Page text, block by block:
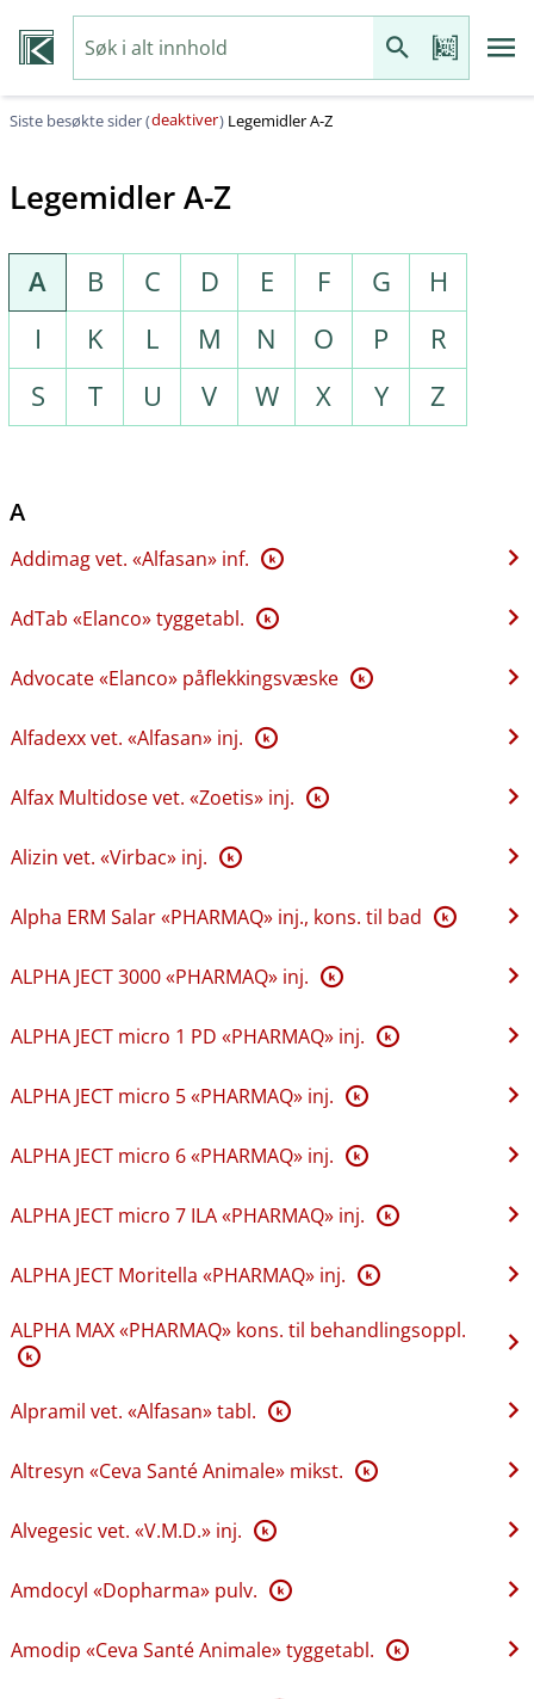
Siste besøkte sider (deaktiver) Legemidler A-Z
Legemidler A-Z
A B C D E F G
H
I
K L M N O P
R
S
T U V W X Y Z
A
Addimag vet. «Alfasan» inf. K
AdTab «Elanco» tyggetabl. K
Advocate «Elanco» påflekkingsvæske K
Alfadexx vet. «Alfasan» inj. K
Alfax Multidose vet. «Zoetis» inj. K
Alizin vet. «Virbac» inj. K
Alpha ERM Salar «PHARMAQ» inj., kons. til bad K
ALPHA JECT 3000 «PHARMAQ» inj. K
ALPHA JECT micro 1 PD «PHARMAQ» inj. K
ALPHA JECT micro 5 «PHARMAQ» inj. K
ALPHA JECT micro 6 «PHARMAQ» inj. K
ALPHA JECT micro 7 ILA «PHARMAQ» inj. K
ALPHA JECT Moritella «PHARMAQ» inj. K
ALPHA MAX «PHARMAQ» kons. til behandlingsoppl.
K
Alpramil vet. «Alfasan» tabl. K
Altresyn «Ceva Santé Animale» mikst. K
Alvegesic vet. «V.M.D.» inj. K
Amdocyl «Dopharma» pulv. K
Amodip «Ceva Santé Animale» tyggetabl. K